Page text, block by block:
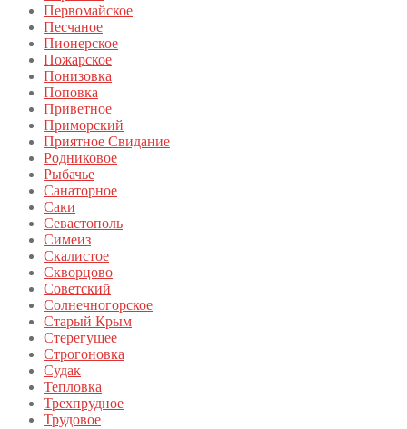
Первомайское
Песчаное
Пионерское
Пожарское
Понизовка
Поповка
Приветное
Приморский
Приятное Свидание
Родниковое
Рыбачье
Санаторное
Саки
Севастополь
Симеиз
Скалистое
Скворцово
Советский
Солнечногорское
Старый Крым
Стерегущее
Строгоновка
Судак
Тепловка
Трехпрудное
Трудовое